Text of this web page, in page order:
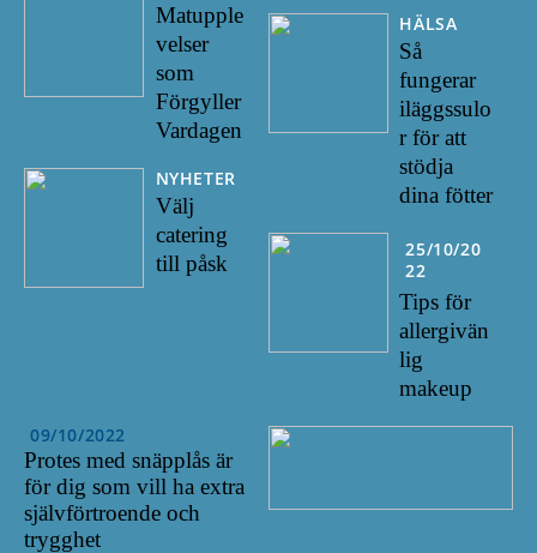
Matupple
velser
som
Förgyller
Vardagen
NYHETER
Välj
catering
till påsk
HÄLSA
Så
fungerar
iläggssulo
r för att
stödja
dina fötter
25/10/20
22
Tips för
allergivän
lig
makeup
09/10/2022
Protes med snäpplås är
för dig som vill ha extra
självförtroende och
trygghet